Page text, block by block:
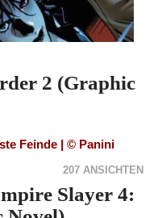
2 (Graphic
207 ANSICHTEN
Slayer 4: